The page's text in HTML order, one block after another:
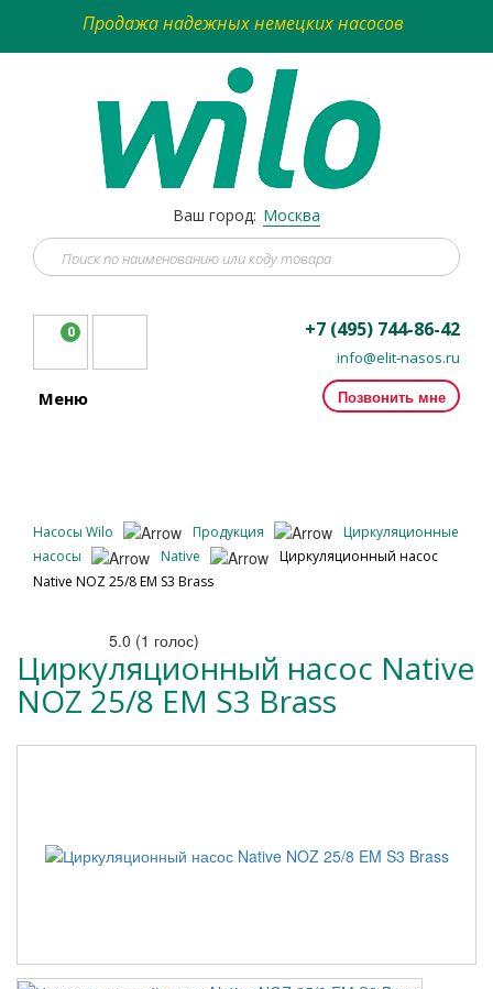
Продажа надежных немецких насосов
Ваш город: Москва
0 +7 (495) 744-86-42
info@elit-nasos.ru
Позвонить мне
Меню
Насосы Wilo Продукция
Циркуляционные
насосы
Native
Циркуляционный насос
Native NOZ 25/8 EM S3 Brass
5.0 (1 голос)
Циркуляционный насос Native
NOZ 25/8 EM S3 Brass